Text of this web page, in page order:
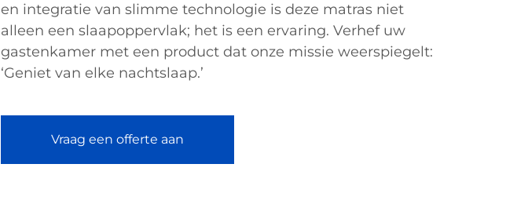
en integratie van slimme technologie is deze matras niet
alleen een slaapoppervlak; het is een ervaring. Verhef uw
gastenkamer met een product dat onze missie weerspiegelt:
‘Geniet van elke nachtslaap.’
Vraag een offerte aan